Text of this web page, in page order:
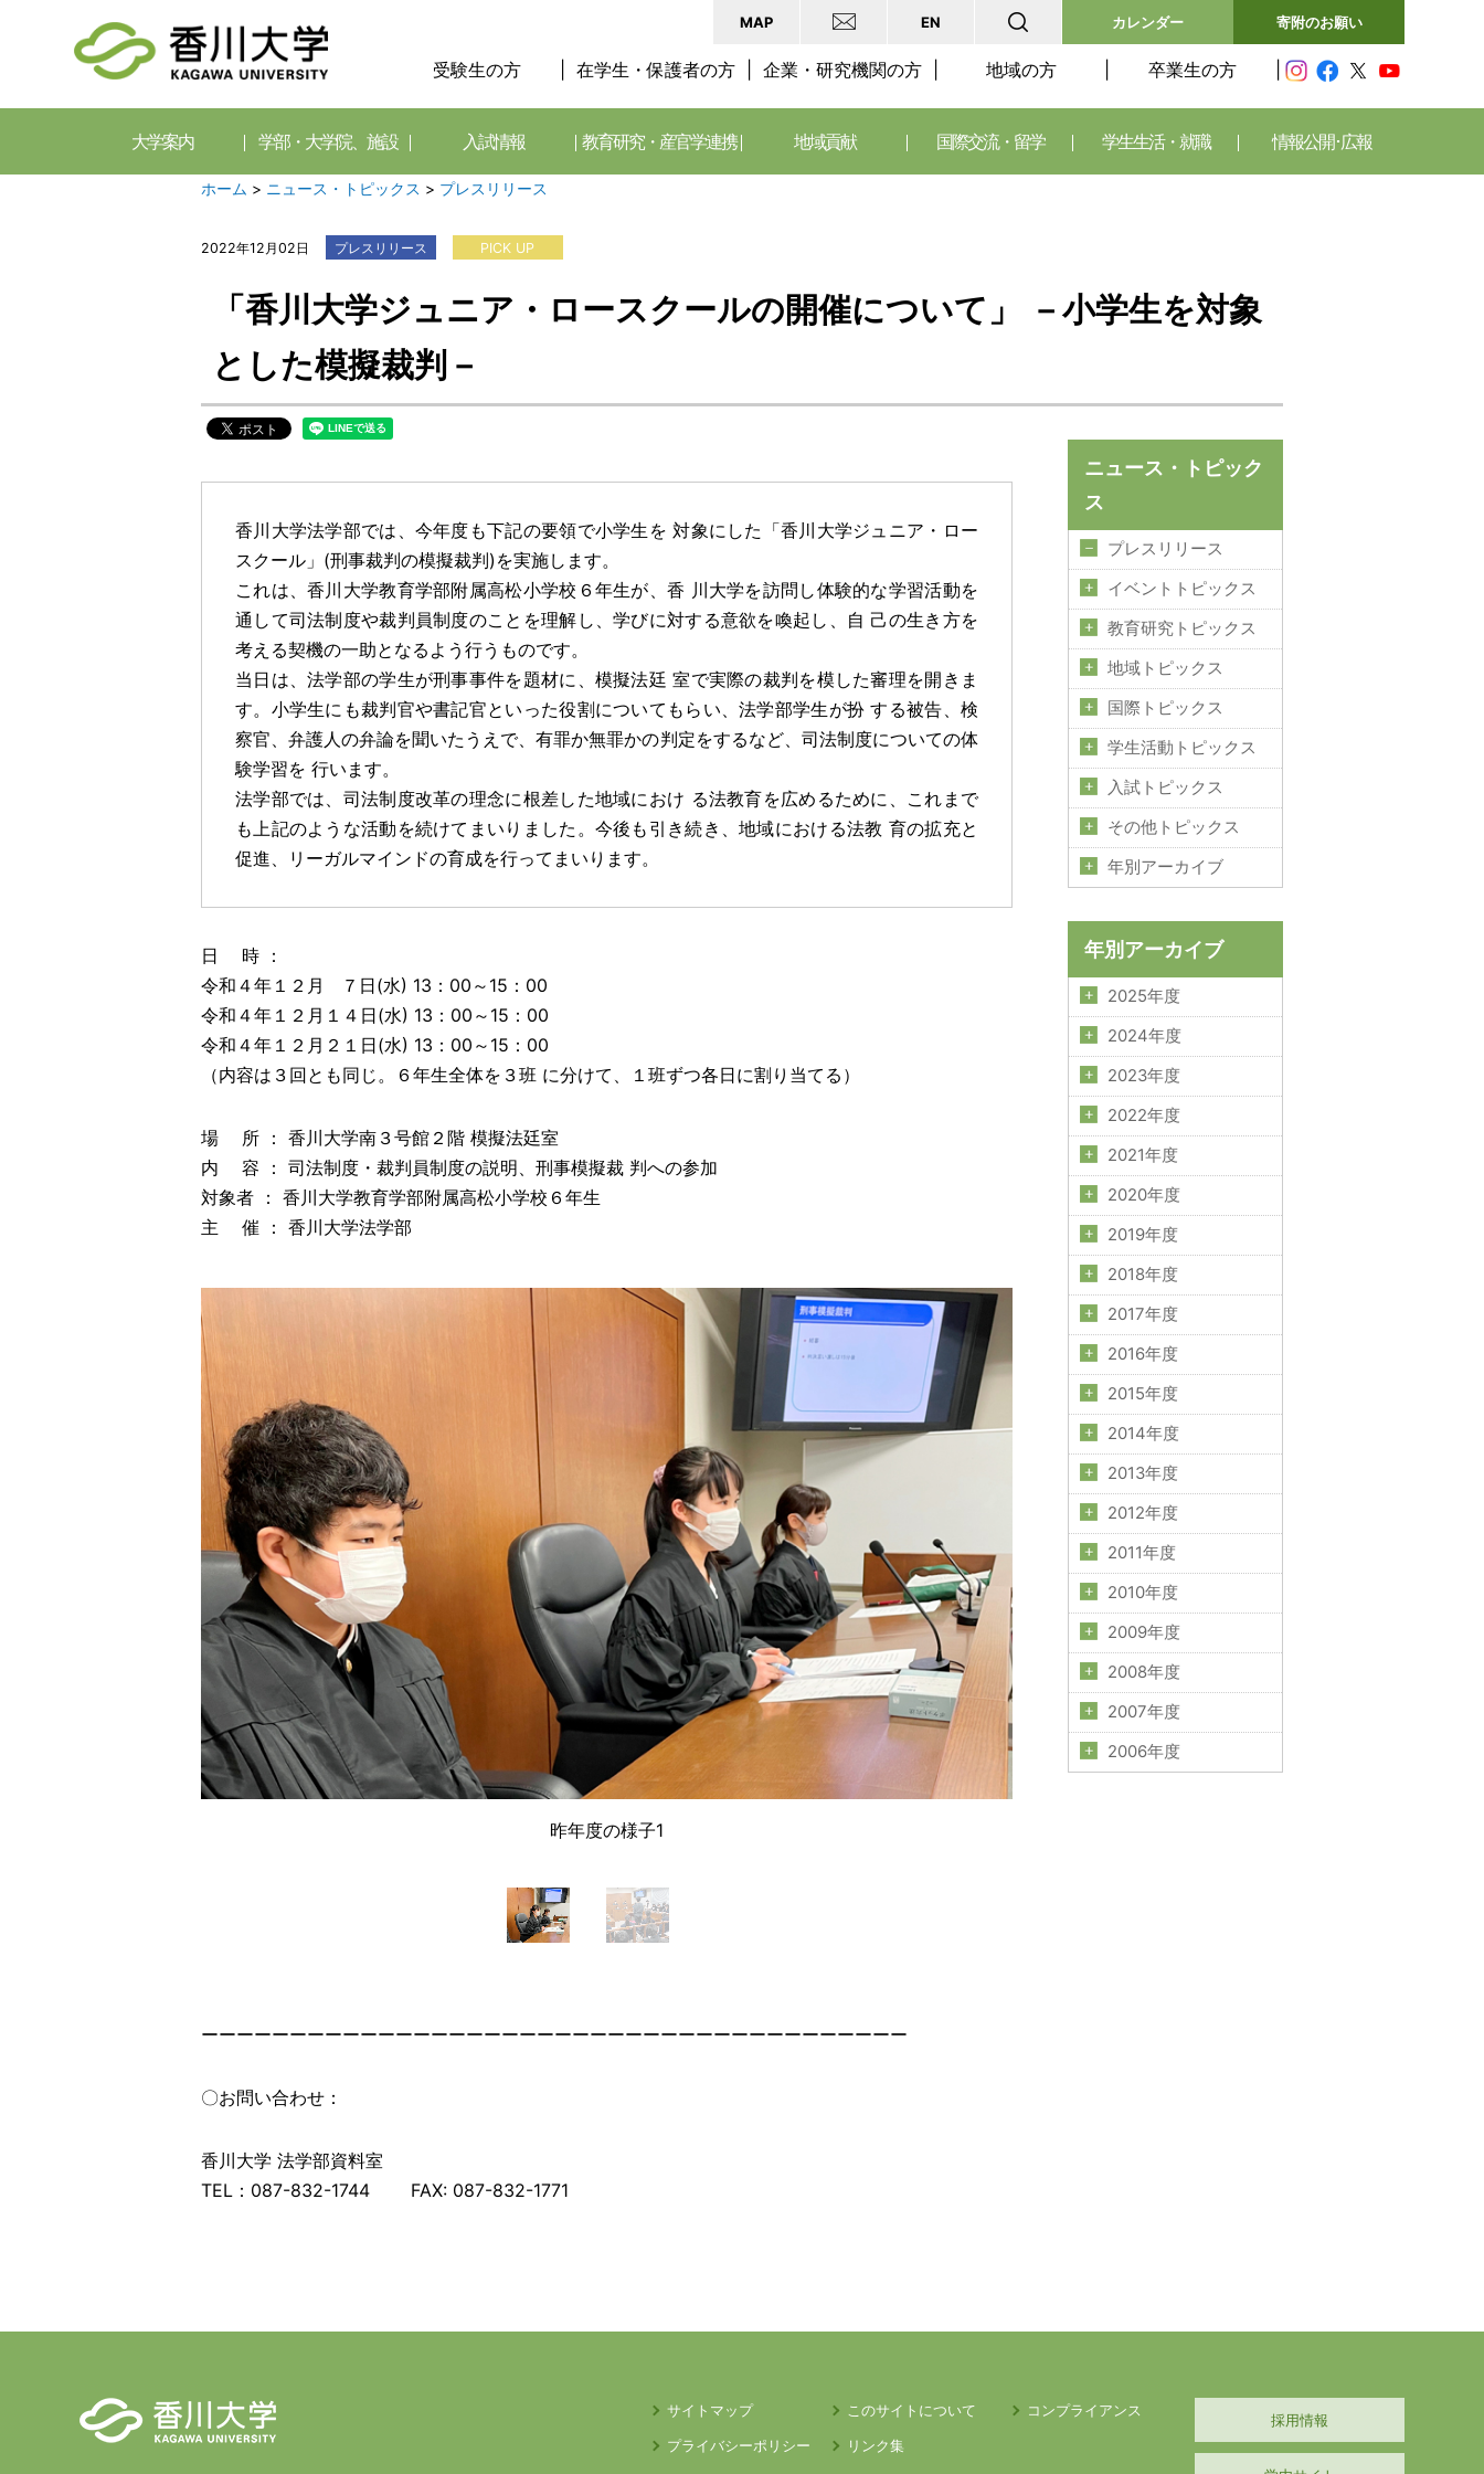
MAP EN カレンダー 寄附のお願い
受験生の方 在学生・保護者の方 企業・研究機関の方 地域の方 卒業生の方
大学案内 学部・大学院、施設 入試情報 教育研究・産官学連携 地域貢献 国際交流・留学 学生生活・就職 情報公開･広報
ホーム > ニュース・トピックス > プレスリリース
2022年12月02日 プレスリリース PICK UP
「香川大学ジュニア・ロースクールの開催について」 －小学生を対象
とした模擬裁判－
香川大学法学部では、今年度も下記の要領で小学生を 対象にした「香川大学ジュニア・ロー
スクール」(刑事裁判の模擬裁判)を実施します。
これは、香川大学教育学部附属高松小学校６年生が、香 川大学を訪問し体験的な学習活動を
通して司法制度や裁判員制度のことを理解し、学びに対する意欲を喚起し、自 己の生き方を
考える契機の一助となるよう行うものです。
当日は、法学部の学生が刑事事件を題材に、模擬法廷 室で実際の裁判を模した審理を開きま
す。小学生にも裁判官や書記官といった役割についてもらい、法学部学生が扮 する被告、検
察官、弁護人の弁論を聞いたうえで、有罪か無罪かの判定をするなど、司法制度についての体
験学習を 行います。
法学部では、司法制度改革の理念に根差した地域におけ る法教育を広めるために、これまで
も上記のような活動を続けてまいりました。今後も引き続き、地域における法教 育の拡充と
促進、リーガルマインドの育成を行ってまいります。
日 時 ：
令和４年１２月 ７日(水) 13：00～15：00
令和４年１２月１４日(水) 13：00～15：00
令和４年１２月２１日(水) 13：00～15：00
（内容は３回とも同じ。６年生全体を３班 に分けて、１班ずつ各日に割り当てる）
場 所 ： 香川大学南３号館２階 模擬法廷室
内 容 ： 司法制度・裁判員制度の説明、刑事模擬裁 判への参加
対象者 ： 香川大学教育学部附属高松小学校６年生
主 催 ： 香川大学法学部
昨年度の様子1
ーーーーーーーーーーーーーーーーーーーーーーーーーーーーーーーーーーーーーーーー
〇お問い合わせ：
香川大学 法学部資料室
TEL：087-832-1744 FAX: 087-832-1771
ニュース・トピック
ス
プレスリリース
イベントトピックス
教育研究トピックス
地域トピックス
国際トピックス
学生活動トピックス
入試トピックス
その他トピックス
年別アーカイブ
年別アーカイブ
2025年度
2024年度
2023年度
2022年度
2021年度
2020年度
2019年度
2018年度
2017年度
2016年度
2015年度
2014年度
2013年度
2012年度
2011年度
2010年度
2009年度
2008年度
2007年度
2006年度
サイトマップ このサイトについて
コンプライアンス
プライバシーポリシー
リンク集
採用情報